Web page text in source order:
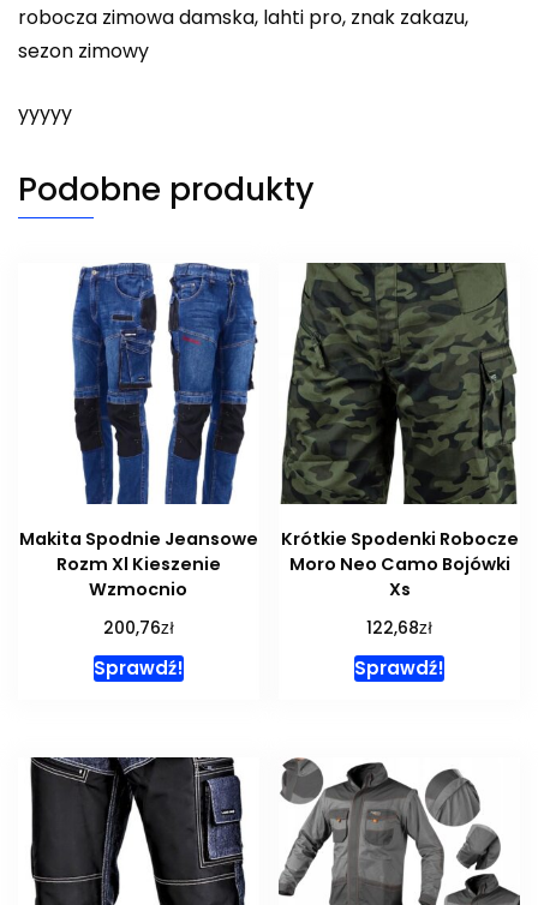
robocza zimowa damska, lahti pro, znak zakazu,
sezon zimowy
yyyyy
Podobne produkty
Makita Spodnie Jeansowe
Rozm Xl Kieszenie
Wzmocnio
200,76zł
Sprawdź!
Krótkie Spodenki Robocze
Moro Neo Camo Bojówki
Xs
122,68zł
Sprawdź!